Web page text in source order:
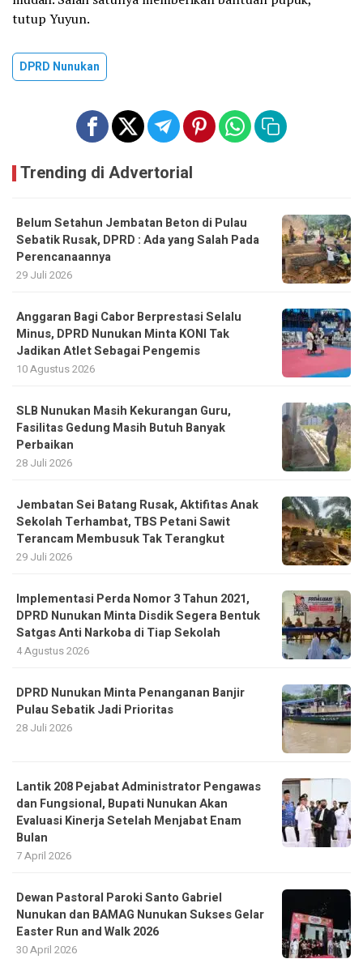
tutup Yuyun.
DPRD Nunukan
Trending di Advertorial
Belum Setahun Jembatan Beton di Pulau
Sebatik Rusak, DPRD : Ada yang Salah Pada
Perencanaannya
29 Juli 2026
Anggaran Bagi Cabor Berprestasi Selalu
Minus, DPRD Nunukan Minta KONI Tak
Jadikan Atlet Sebagai Pengemis
10 Agustus 2026
SLB Nunukan Masih Kekurangan Guru,
Fasilitas Gedung Masih Butuh Banyak
Perbaikan
28 Juli 2026
Jembatan Sei Batang Rusak, Aktifitas Anak
Sekolah Terhambat, TBS Petani Sawit
Terancam Membusuk Tak Terangkut
29 Juli 2026
Implementasi Perda Nomor 3 Tahun 2021,
DPRD Nunukan Minta Disdik Segera Bentuk
Satgas Anti Narkoba di Tiap Sekolah
4 Agustus 2026
DPRD Nunukan Minta Penanganan Banjir
Pulau Sebatik Jadi Prioritas
28 Juli 2026
Lantik 208 Pejabat Administrator Pengawas
dan Fungsional, Bupati Nunukan Akan
Evaluasi Kinerja Setelah Menjabat Enam
Bulan
7 April 2026
Dewan Pastoral Paroki Santo Gabriel
Nunukan dan BAMAG Nunukan Sukses Gelar
Easter Run and Walk 2026
30 April 2026